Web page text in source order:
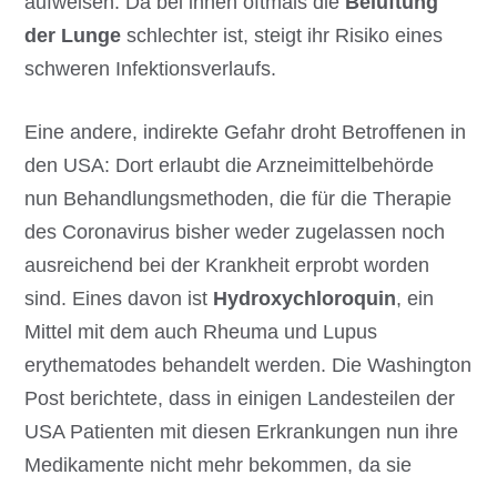
der Lunge schlechter ist, steigt ihr Risiko eines
schweren Infektionsverlaufs.
Eine andere, indirekte Gefahr droht Betroffenen in
den USA: Dort erlaubt die Arzneimittelbehörde
nun Behandlungsmethoden, die für die Therapie
des Coronavirus bisher weder zugelassen noch
ausreichend bei der Krankheit erprobt worden
sind. Eines davon ist Hydroxychloroquin, ein
Mittel mit dem auch Rheuma und Lupus
erythematodes behandelt werden. Die Washington
Post berichtete, dass in einigen Landesteilen der
USA Patienten mit diesen Erkrankungen nun ihre
Medikamente nicht mehr bekommen, da sie